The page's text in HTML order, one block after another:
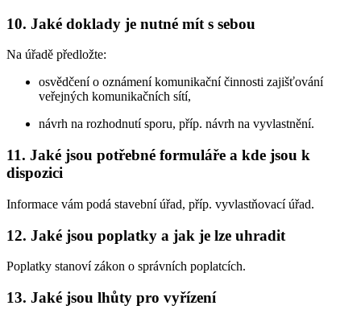
10. Jaké doklady je nutné mít s sebou
Na úřadě předložte:
osvědčení o oznámení komunikační činnosti zajišťování
veřejných komunikačních sítí,
návrh na rozhodnutí sporu, příp. návrh na vyvlastnění.
11. Jaké jsou potřebné formuláře a kde jsou k
dispozici
Informace vám podá stavební úřad, příp. vyvlastňovací úřad.
12. Jaké jsou poplatky a jak je lze uhradit
Poplatky stanoví zákon o správních poplatcích.
13. Jaké jsou lhůty pro vyřízení